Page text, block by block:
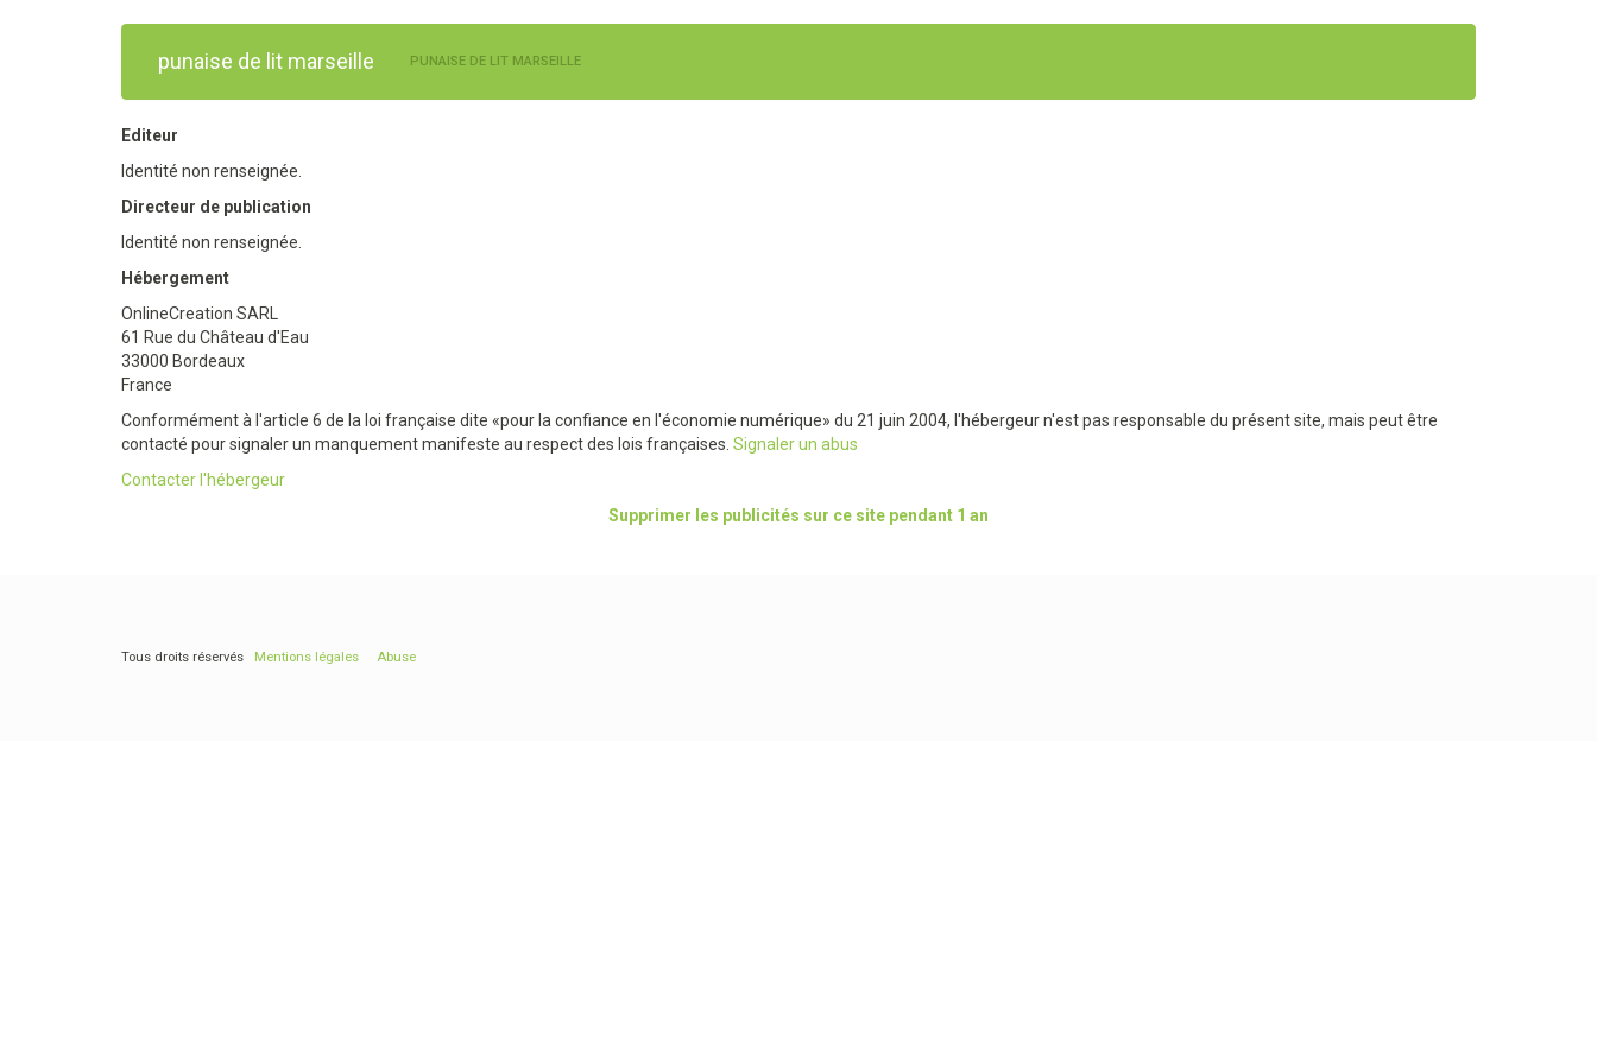
punaise de lit marseille PUNAISE DE LIT MARSEILLE
Editeur
Identité non renseignée.
Directeur de publication
Identité non renseignée.
Hébergement
OnlineCreation SARL
61 Rue du Château d'Eau
33000 Bordeaux
France
Conformément à l'article 6 de la loi française dite «pour la confiance en l'économie numérique» du 21 juin 2004, l'hébergeur n'est pas responsable du présent site, mais peut être
contacté pour signaler un manquement manifeste au respect des lois françaises. Signaler un abus
Contacter l'hébergeur
Supprimer les publicités sur ce site pendant 1 an
Tous droits réservés Mentions légales Abuse